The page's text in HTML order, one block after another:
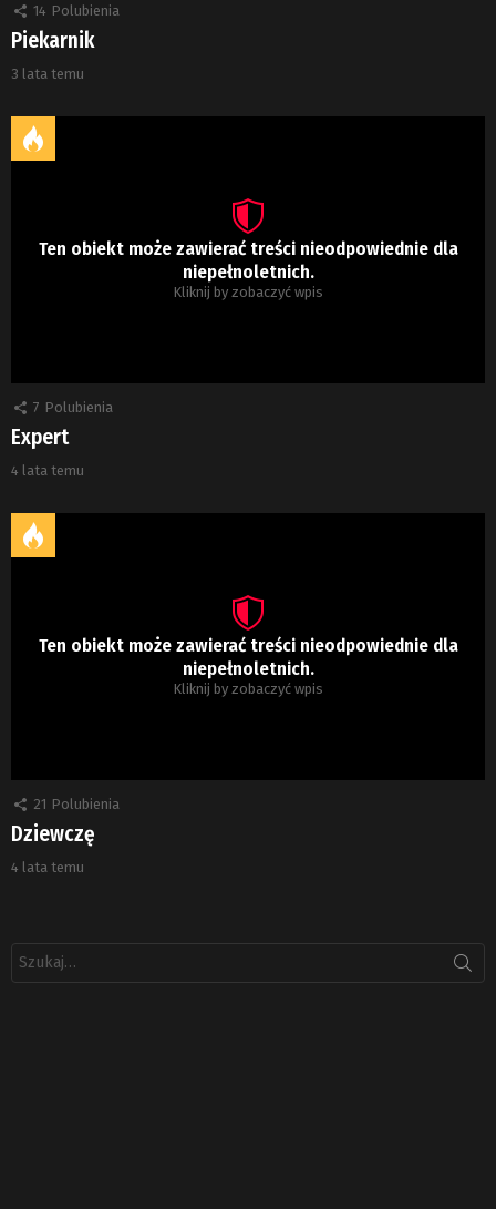
14 Polubienia
Piekarnik
3 lata temu
Ten obiekt może zawierać treści nieodpowiednie dla
niepełnoletnich.
Kliknij by zobaczyć wpis
7 Polubienia
Expert
4 lata temu
Ten obiekt może zawierać treści nieodpowiednie dla
niepełnoletnich.
Kliknij by zobaczyć wpis
21 Polubienia
Dziewczę
4 lata temu